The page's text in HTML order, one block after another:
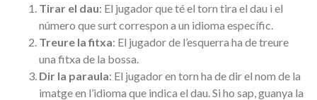
Tirar el dau: El jugador que té el torn tira el dau i el
número que surt correspon a un idioma específic.
Treure la fitxa: El jugador de l’esquerra ha de treure
una fitxa de la bossa.
Dir la paraula: El jugador en torn ha de dir el nom de la
imatge en l’idioma que indica el dau. Si ho sap, guanya la